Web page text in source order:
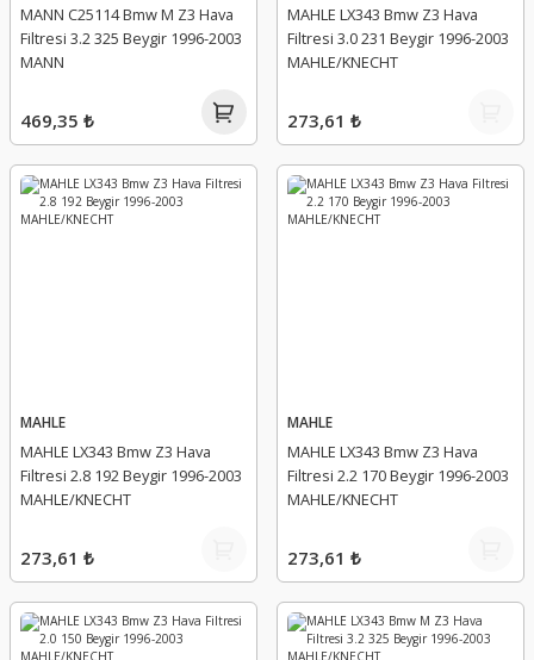
MANN C25114 Bmw M Z3 Hava
Filtresi 3.2 325 Beygir 1996-2003
MANN
469,35 ₺
MAHLE LX343 Bmw Z3 Hava
Filtresi 3.0 231 Beygir 1996-2003
MAHLE/KNECHT
273,61 ₺
MAHLE
MAHLE LX343 Bmw Z3 Hava
Filtresi 2.8 192 Beygir 1996-2003
MAHLE/KNECHT
273,61 ₺
MAHLE
MAHLE LX343 Bmw Z3 Hava
Filtresi 2.2 170 Beygir 1996-2003
MAHLE/KNECHT
273,61 ₺